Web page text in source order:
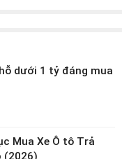
dưới 1 tỷ đáng mua
Mua Xe Ô tô Trả
(2026)